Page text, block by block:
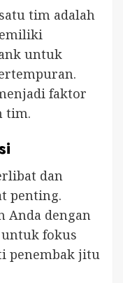
tim adalah
untuk
faktor
tim.
dan
penting.
Anda dengan
fokus
penembak jitu